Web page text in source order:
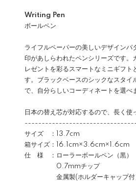
Writing Pen
ボールペン
ライフルペーパーの美しいデザインパ
印があしらわれたペンシリーズです。
レゼントを彩るスマートなミニギフト
す。ブラックベースのシックなスタイ
で、自分らしいコーディネートを選べ
日本の替え芯が対応するので、長く使
サイズ ：13.7cm
箱サイズ：16.1cm×3.6cm×1.6cm
仕 様 ：ローラーボールペン（黒）
0.7mmチップ
金属製(ホルダーキャップ付